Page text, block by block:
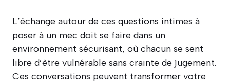
L’échange autour de ces questions intimes à
poser à un mec doit se faire dans un
environnement sécurisant, où chacun se sent
libre d’être vulnérable sans crainte de jugement.
Ces conversations peuvent transformer votre